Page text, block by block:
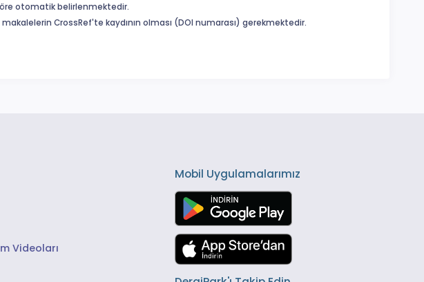
otomatik belirlenmektedir.
CrossRef'te kaydının olması (DOI numarası) gerekmektedir.
Videoları
Mobil Uygulamalarımız